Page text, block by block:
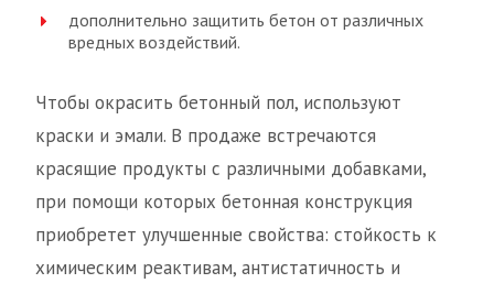
дополнительно защитить бетон от различных
вредных воздействий.
Чтобы окрасить бетонный пол, используют
краски и эмали. В продаже встречаются
красящие продукты с различными добавками,
при помощи которых бетонная конструкция
приобретет улучшенные свойства: стойкость к
химическим реактивам, антистатичность и